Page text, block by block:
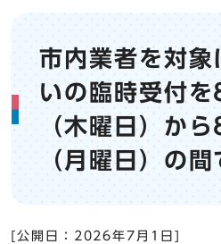
市内業者を対象
いの臨時受付
（木曜日）か
（月曜日）の
[公開日： 2026年7月1日